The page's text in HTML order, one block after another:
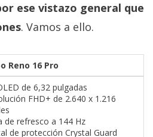
ese vistazo general que
. Vamos a ello.
Reno 16 Pro
de 6,32 pulgadas
FHD+ de 2.640 x 1.216
de refresco a 144 Hz
de protección Crystal Guard